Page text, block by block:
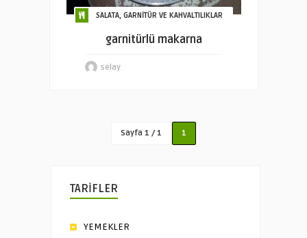
SALATA, GARNİTÜR VE KAHVALTILIKLAR
garnitürlü makarna
selay
Sayfa 1 / 1 1
TARİFLER
YEMEKLER